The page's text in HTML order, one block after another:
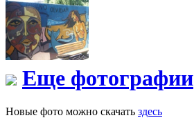
Еще фотографии
Новые фото можно скачать здесь